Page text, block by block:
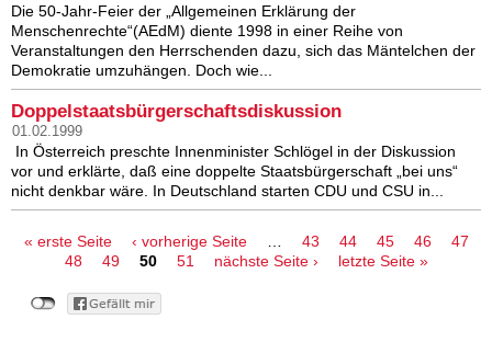
Die 50-Jahr-Feier der „Allgemeinen Erklärung der
Menschenrechte“(AEdM) diente 1998 in einer Reihe von
Veranstaltungen den Herrschenden dazu, sich das Mäntelchen der
Demokratie umzuhängen. Doch wie...
Doppelstaatsbürgerschaftsdiskussion
01.02.1999
In Österreich preschte Innenminister Schlögel in der Diskussion
vor und erklärte, daß eine doppelte Staatsbürgerschaft „bei uns“
nicht denkbar wäre. In Deutschland starten CDU und CSU in...
Seiten
« erste Seite ‹ vorherige Seite 43 44 45 46
47
48
49 50 51 nächste Seite › letzte Seite »